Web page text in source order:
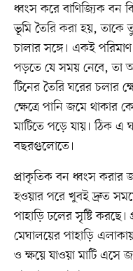
ধ্বংস করে বাণিজ্যিক বন
ভূমি তৈরি করা হয়, তাকে
চালার সঙ্গে। একই
পড়তে যে সময় নেবে, তা
টিনের তৈরি ঘরের চলার
ক্ষেত্রে পানি জমে থাকার
মাটিতে পড়ে যায়। ঠিক এ
বছরগুলোতে।
প্রাকৃতিক বন ধ্বংস করার
হওয়ার পরে খুবই দ্রুত
পাহাড়ি ঢলের সৃষ্টি
মেঘালয়ের পাহাড়ি
ও ক্ষয়ে যাওয়া মাটি এসে